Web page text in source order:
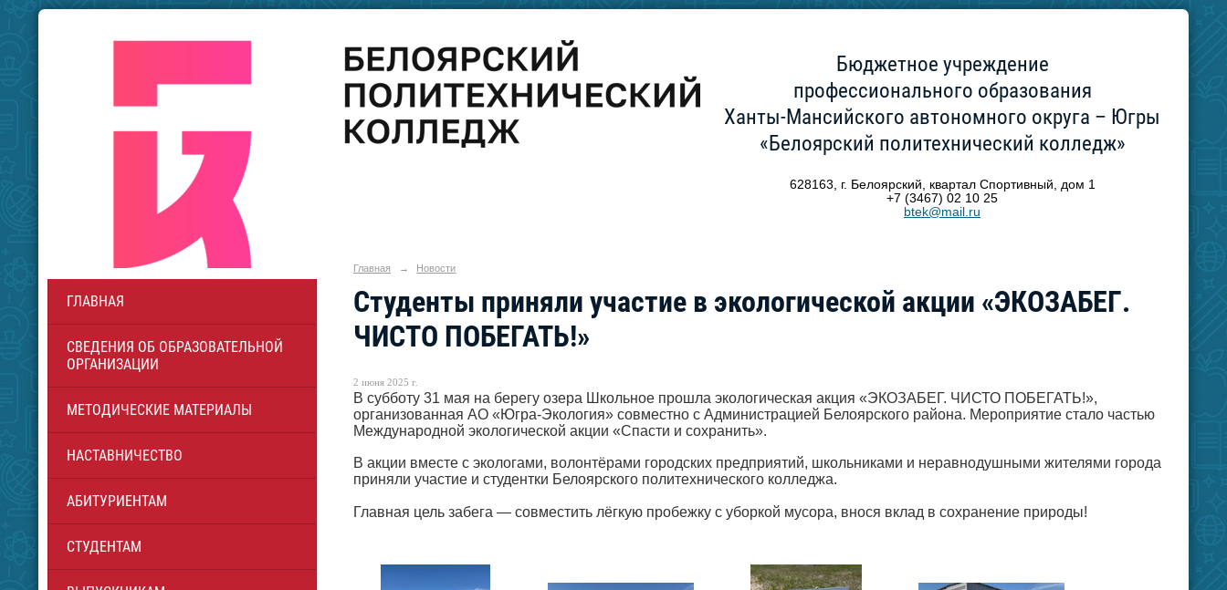
ГЛАВНАЯ
СВЕДЕНИЯ ОБ ОБРАЗОВАТЕЛЬНОЙ
ОРГАНИЗАЦИИ
МЕТОДИЧЕСКИЕ МАТЕРИАЛЫ
НАСТАВНИЧЕСТВО
АБИТУРИЕНТАМ
СТУДЕНТАМ
Бюджетное учреждение
профессионального образования
Ханты-Мансийского автономного округа – Югры
«Белоярский политехнический колледж»
628163, г. Белоярский, квартал Спортивный, дом 1
+7 (3467) 02 10 25
btek@mail.ru
Главная → Новости
Студенты приняли участие в экологической акции «ЭКОЗАБЕГ.
ЧИСТО ПОБЕГАТЬ!»
2 июня 2025 г.
В субботу 31 мая на берегу озера Школьное прошла экологическая акция «ЭКОЗАБЕГ. ЧИСТО ПОБЕГАТЬ!»,
организованная АО «Югра-Экология» совместно с Администрацией Белоярского района. Мероприятие стало частью
Международной экологической акции «Спасти и сохранить».
В акции вместе с экологами, волонтёрами городских предприятий, школьниками и неравнодушными жителями города
приняли участие и студентки Белоярского политехнического колледжа.
Главная цель забега — совместить лёгкую пробежку с уборкой мусора, внося вклад в сохранение природы!